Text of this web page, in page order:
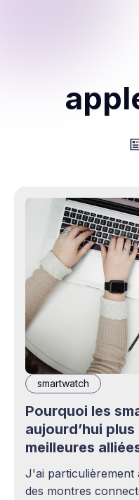
smartwatch
Pourquoi les
aujourd’hui
meilleures
J'ai particulièrement
des montres